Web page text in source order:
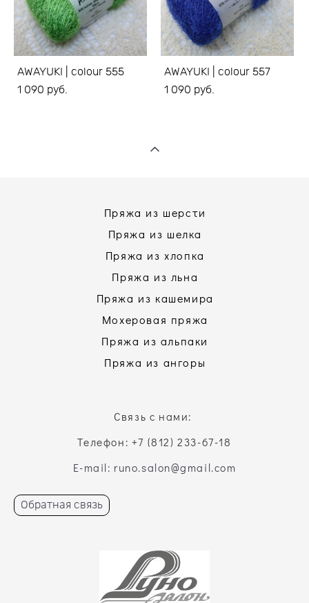
AWAYUKI | colour 555
1 090 pуб.
AWAYUKI | colour 557
1 090 pуб.
Пряжа из шерсти
Пряжа из шелка
Пряжа из хлопка
Пряжа из льна
Пряжа из кашемира
Мохеровая пряжа
Пряжа из альпаки
Пряжа из ангоры
Связь с нами:
Телефон: +7 (812) 233-67-18
E-mail: runo.salon@gmail.com
Обратная связь